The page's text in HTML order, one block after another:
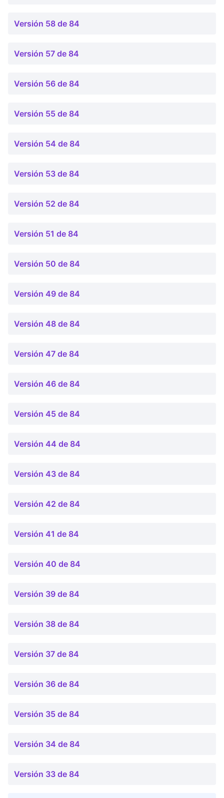
Versión 58 de 84
Versión 57 de 84
Versión 56 de 84
Versión 55 de 84
Versión 54 de 84
Versión 53 de 84
Versión 52 de 84
Versión 51 de 84
Versión 50 de 84
Versión 49 de 84
Versión 48 de 84
Versión 47 de 84
Versión 46 de 84
Versión 45 de 84
Versión 44 de 84
Versión 43 de 84
Versión 42 de 84
Versión 41 de 84
Versión 40 de 84
Versión 39 de 84
Versión 38 de 84
Versión 37 de 84
Versión 36 de 84
Versión 35 de 84
Versión 34 de 84
Versión 33 de 84